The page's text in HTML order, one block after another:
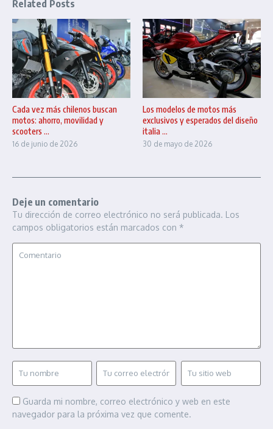
Related Posts
Cada vez más chilenos buscan
motos: ahorro, movilidad y
scooters ...
16 de junio de 2026
Los modelos de motos más
exclusivos y esperados del diseño
italia ...
30 de mayo de 2026
Deje un comentario
Tu dirección de correo electrónico no será publicada. Los
campos obligatorios están marcados con *
Guarda mi nombre, correo electrónico y web en este
navegador para la próxima vez que comente.